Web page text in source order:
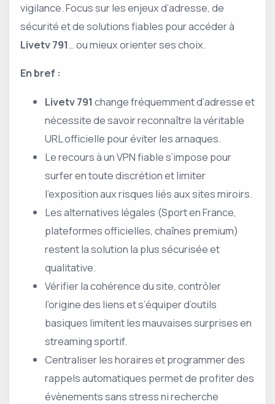
vigilance. Focus sur les enjeux d’adresse, de
sécurité et de solutions fiables pour accéder à
Livetv 791… ou mieux orienter ses choix.
En bref :
Livetv 791 change fréquemment d’adresse et
nécessite de savoir reconnaître la véritable
URL officielle pour éviter les arnaques.
Le recours à un VPN fiable s’impose pour
surfer en toute discrétion et limiter
l’exposition aux risques liés aux sites miroirs.
Les alternatives légales (Sport en France,
plateformes officielles, chaînes premium)
restent la solution la plus sécurisée et
qualitative.
Vérifier la cohérence du site, contrôler
l’origine des liens et s’équiper d’outils
basiques limitent les mauvaises surprises en
streaming sportif.
Centraliser les horaires et programmer des
rappels automatiques permet de profiter des
évènements sans stress ni recherche